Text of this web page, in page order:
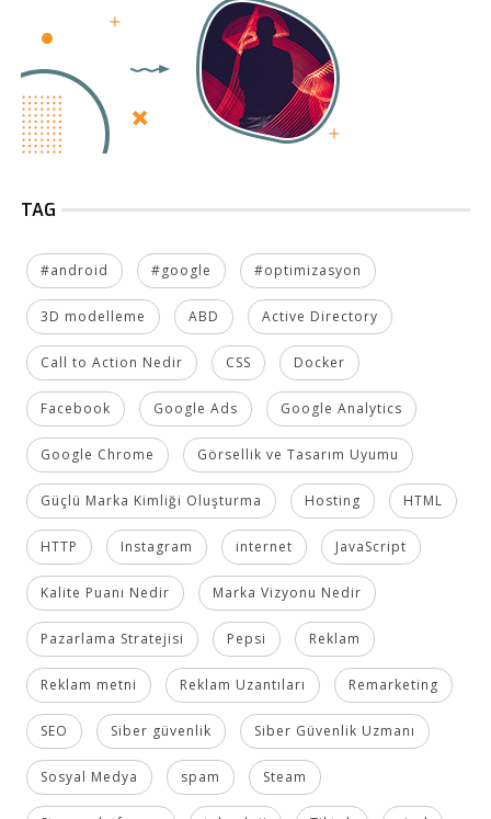
TAG
#android #google #optimizasyon
3D modelleme ABD Active Directory
Call to Action Nedir CSS Docker
Facebook Google Ads Google Analytics
Google Chrome Görsellik ve Tasarım Uyumu
Güçlü Marka Kimliği Oluşturma Hosting HTML
HTTP Instagram internet JavaScript
Kalite Puanı Nedir Marka Vizyonu Nedir
Pazarlama Stratejisi Pepsi Reklam
Reklam metni Reklam Uzantıları Remarketing
SEO Siber güvenlik Siber Güvenlik Uzmanı
Sosyal Medya spam Steam